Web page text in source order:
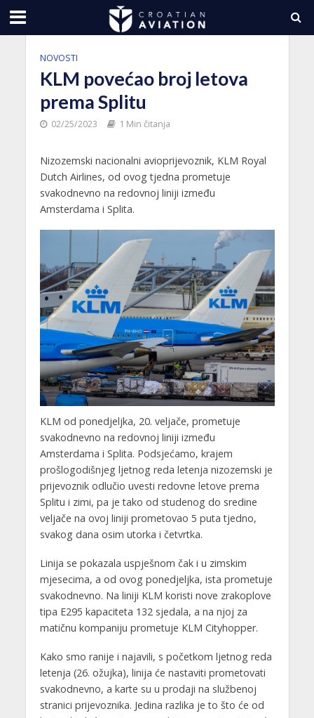
NOVOSTI
KLM povećao broj letova
prema Splitu
02/25/2023 1 Min čitanja
Nizozemski nacionalni avioprijevoznik, KLM Royal
Dutch Airlines, od ovog tjedna prometuje
svakodnevno na redovnoj liniji između
Amsterdama i Splita.
KLM od ponedjeljka, 20. veljače, prometuje
svakodnevno na redovnoj liniji između
Amsterdama i Splita. Podsjećamo, krajem
prošlogodišnjeg ljetnog reda letenja nizozemski je
prijevoznik odlučio uvesti redovne letove prema
Splitu i zimi, pa je tako od studenog do sredine
veljače na ovoj liniji prometovao 5 puta tjedno,
svakog dana osim utorka i četvrtka.
Linija se pokazala uspješnom čak i u zimskim
mjesecima, a od ovog ponedjeljka, ista prometuje
svakodnevno. Na liniji KLM koristi nove zrakoplove
tipa E295 kapaciteta 132 sjedala, a na njoj za
matičnu kompaniju prometuje KLM Cityhopper.
Kako smo ranije i najavili, s početkom ljetnog reda
letenja (26. ožujka), linija će nastaviti prometovati
svakodnevno, a karte su u prodaji na službenoj
stranici prijevoznika. Jedina razlika je to što će od